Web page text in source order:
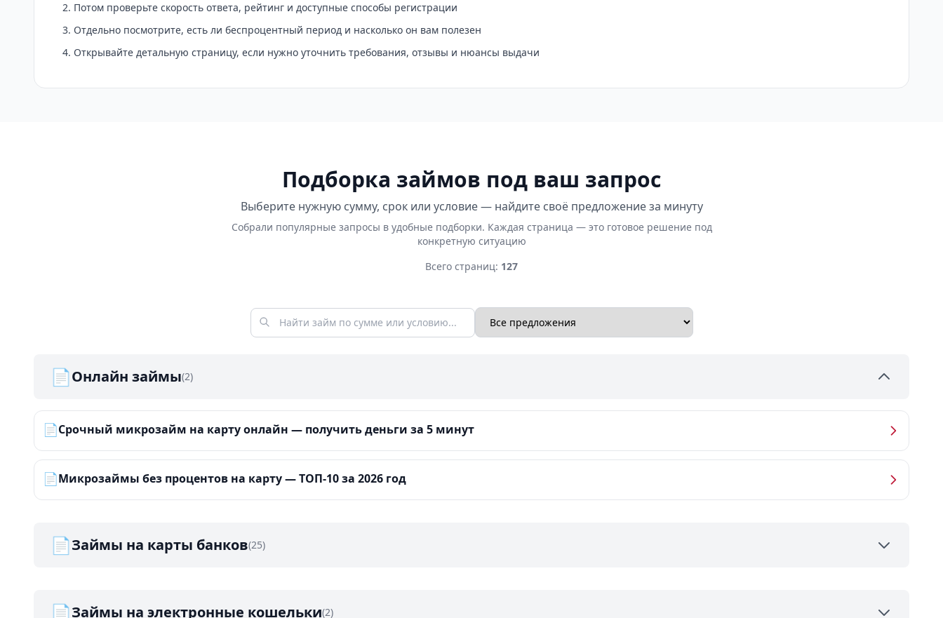
Потом проверьте скорость ответа, рейтинг и доступные способы регистрации
Отдельно посмотрите, есть ли беспроцентный период и насколько он вам полезен
Открывайте детальную страницу, если нужно уточнить требования, отзывы и нюансы выдачи
Подборка займов под ваш запрос
Выберите нужную сумму, срок или условие — найдите своё предложение за минуту
Собрали популярные запросы в удобные подборки. Каждая страница — это готовое решение под
конкретную ситуацию
Всего страниц: 127
📄Онлайн займы(2)
📄Срочный микрозайм на карту онлайн — получить деньги за 5 минут
📄Микрозаймы без процентов на карту — ТОП-10 за 2026 год
📄Займы на карты банков(25)
📄Займы на электронные кошельки(2)